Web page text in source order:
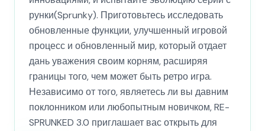
рунки(Sprunky). Приготовьтесь исследовать
обновленные функции, улучшенный игровой
процесс и обновленный мир, который отдает
дань уважения своим корням, расширяя
границы того, чем может быть ретро игра.
Независимо от того, являетесь ли вы давним
поклонником или любопытным новичком, RE-
SPRUNKED 3.0 приглашает вас открыть для